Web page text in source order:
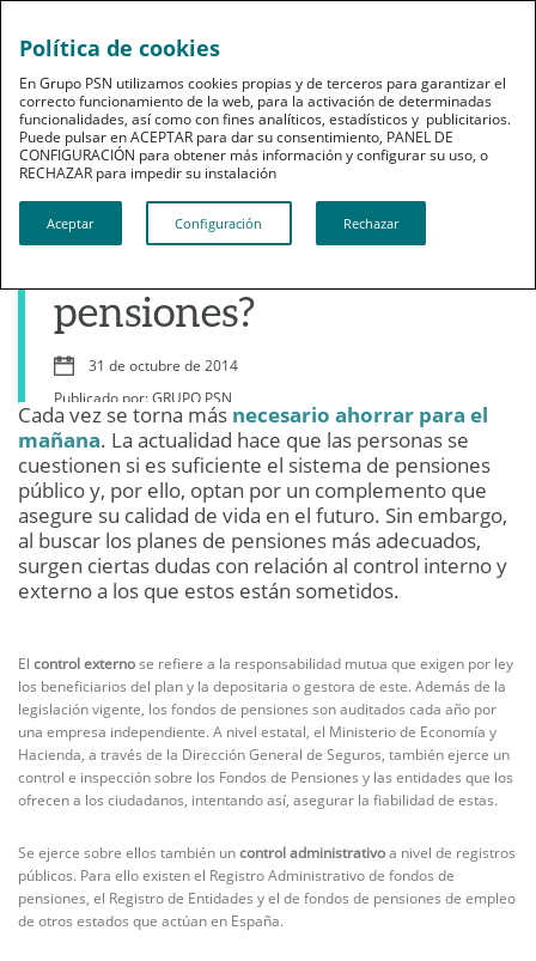
Jubilación
¿A qué control están
pensiones?
31 de octubre de 2014
Publicado por: GRUPO PSN
Cada vez se torna más necesario ahorrar para el
mañana. La actualidad hace que las personas se
cuestionen si es suficiente el sistema de pensiones
público y, por ello, optan por un complemento que
asegure su calidad de vida en el futuro. Sin embargo,
al buscar los planes de pensiones más adecuados,
surgen ciertas dudas con relación al control interno y
externo a los que estos están sometidos.
El control externose refiere a la responsabilidad mutua que exigen por ley
los beneficiarios del plan y la depositaria o gestora de este. Además de la
legislación vigente, los fondos de pensiones son auditados cada año por
una empresa independiente. A nivel estatal, el Ministerio de Economía y
Hacienda, a través de la Dirección General de Seguros, también ejerce un
control e inspección sobre los Fondos de Pensiones y las entidades que los
ofrecen a los ciudadanos, intentando así, asegurar la fiabilidad de estas.
Se ejerce sobre ellos también uncontrol administrativoa nivel de registros
públicos. Para ello existen el Registro Administrativo de fondos de
pensiones, el Registro de Entidades y el de fondos de pensiones de empleo
de otros estados que actúan en España.
Política de cookies
En Grupo PSN utilizamos cookies propias y de terceros para garantizar el
correcto funcionamiento de la web, para la activación de determinadas
funcionalidades, así como con fines analíticos, estadísticos y publicitarios.
Puede pulsar en ACEPTAR para dar su consentimiento, PANEL DE
CONFIGURACIÓN para obtener más información y configurar su uso, o
RECHAZAR para impedir su instalación​​​​​​​
Aceptar Configuración Rechazar